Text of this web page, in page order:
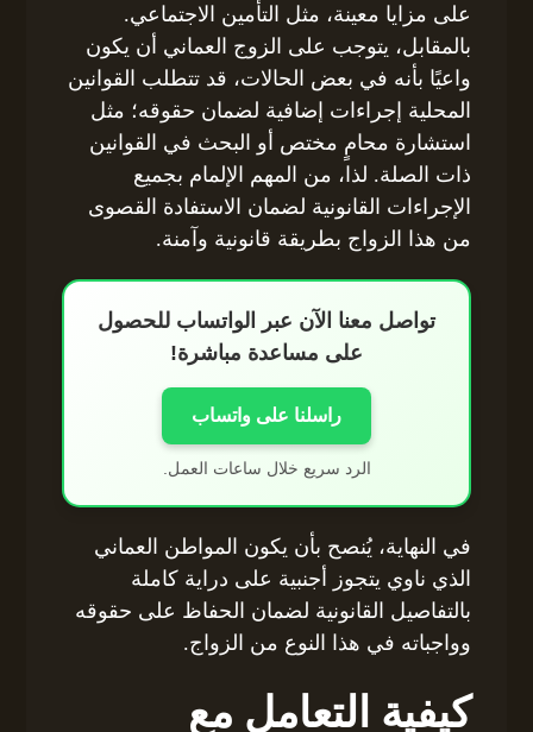
على مزايا معينة، مثل التأمين الاجتماعي.
بالمقابل، يتوجب على الزوج العماني أن يكون
واعيًا بأنه في بعض الحالات، قد تتطلب القوانين
المحلية إجراءات إضافية لضمان حقوقه؛ مثل
استشارة محامٍ مختص أو البحث في القوانين
ذات الصلة. لذا، من المهم الإلمام بجميع
الإجراءات القانونية لضمان الاستفادة القصوى
من هذا الزواج بطريقة قانونية وآمنة.
تواصل معنا الآن عبر الواتساب للحصول
على مساعدة مباشرة!
راسلنا على واتساب
الرد سريع خلال ساعات العمل.
في النهاية، يُنصح بأن يكون المواطن العماني
الذي ناوي يتجوز أجنبية على دراية كاملة
بالتفاصيل القانونية لضمان الحفاظ على حقوقه
وواجباته في هذا النوع من الزواج.
كيفية التعامل مع